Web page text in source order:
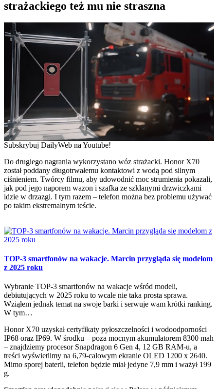
strażackiego też mu nie straszna
Subskrybuj DailyWeb na Youtube!
Do drugiego nagrania wykorzystano wóz strażacki. Honor X70
został poddany długotrwałemu kontaktowi z wodą pod silnym
ciśnieniem. Twórcy filmu, aby udowodnić moc strumienia pokazali,
jak pod jego naporem wazon i szafka ze szklanymi drzwiczkami
idzie w drzazgi. I tym razem – telefon można bez problemu używać
po takim ekstremalnym teście.
TOP-3 smartfonów na wakacje. Marcin przygląda się modelom
z 2025 roku
Wybranie TOP-3 smartfonów na wakacje wśród modeli,
debiutujących w 2025 roku to wcale nie taka prosta sprawa.
Wziąłem jednak temat na swoje barki i serwuje wam krótki ranking.
W tym…
Honor X70 uzyskał certyfikaty pyłoszczelności i wodoodporności
IP68 oraz IP69. W środku – poza mocnym akumulatorem 8300 mah
– znajdziemy procesor Snapdragon 6 Gen 4, 12 GB RAM-u, a
treści wyświetlimy na 6,79-calowym ekranie OLED 1200 x 2640.
Mimo sporej baterii, telefon będzie miał jedyne 7,9 mm i ważył 199
g.